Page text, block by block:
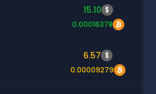
15.10 $
0.00016378
6.57 $
0.00009279